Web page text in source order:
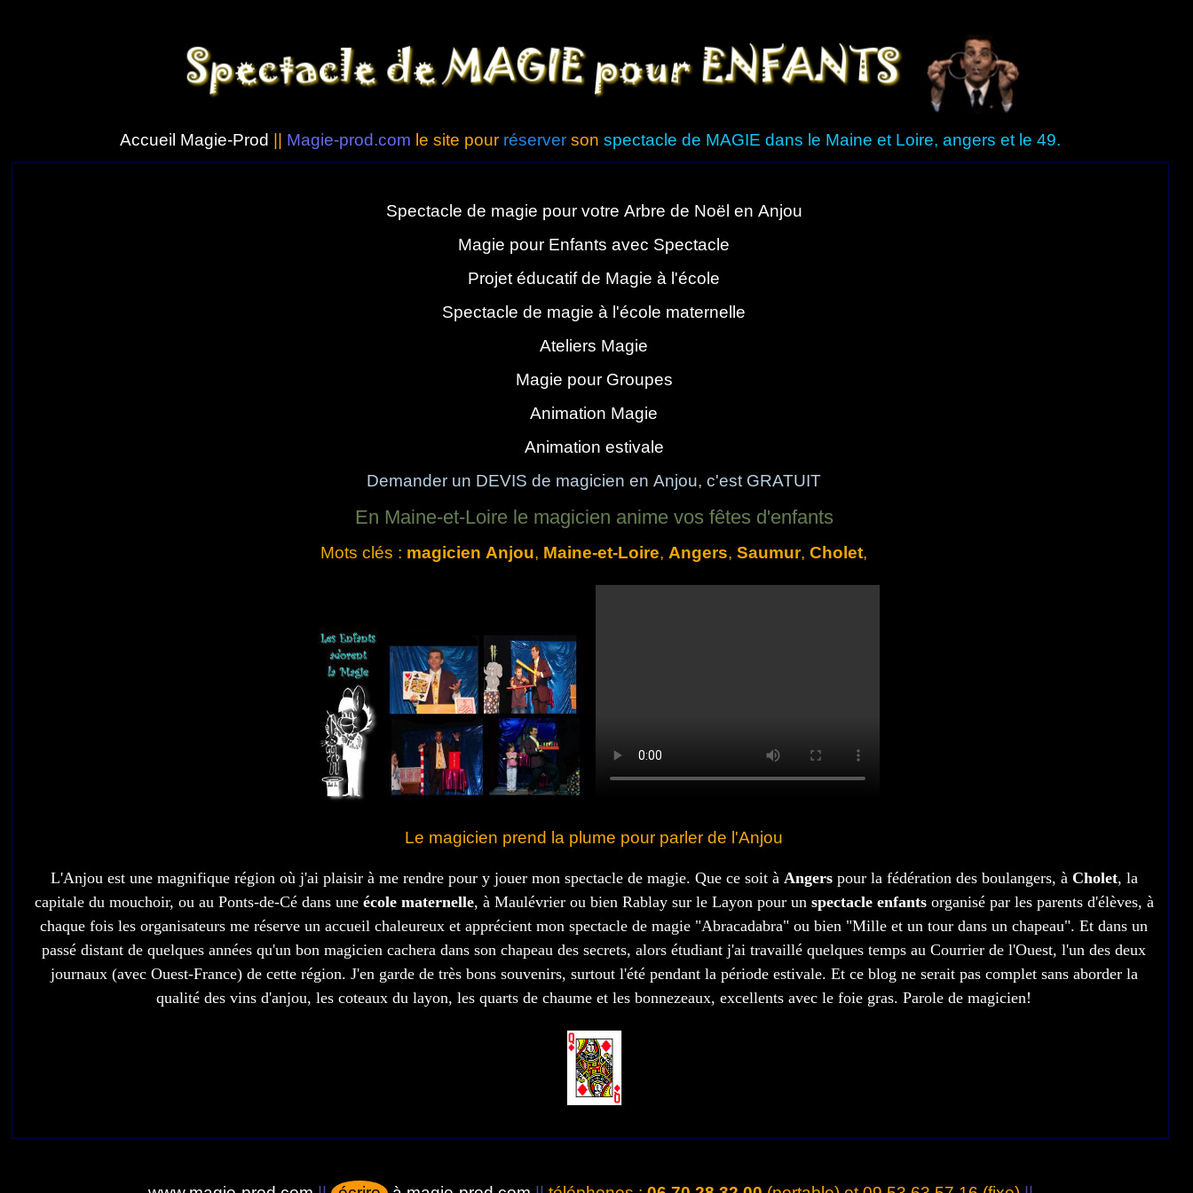
Accueil Magie-Prod Magie-prod.com le site pour réserver sonspectacle de MAGIE dans le Maine et Loire, angers et le 49.
Spectacle de magie pour votre Arbre de Noël en Anjou
Magie pour Enfants avec Spectacle
Projet éducatif de Magie à l'école
Spectacle de magie à l'école maternelle
Ateliers Magie
Magie pour Groupes
Animation Magie
Animation estivale
Demander un DEVIS de magicien en Anjou, c'est GRATUIT
En Maine-et-Loire le magicien anime vos fêtes d'enfants
Mots clés : magicien Anjou, Maine-et-Loire, Angers,Saumur,Cholet,
Le magicien prend la plume pour parler de l'Anjou
L'Anjou est une magnifique région où j'ai plaisir à me rendre pour y jouer mon spectacle de magie. Que ce soit à Angerspour la fédération des boulangers, à Cholet, la
capitale du mouchoir, ou au Ponts-de-Cé dans une école maternelle, à Maulévrier ou bien Rablay sur le Layon pour un spectacle enfantsorganisé par les parents d'élèves, à
chaque fois les organisateurs me réserve un accueil chaleureux et apprécient mon spectacle de magie "Abracadabra" ou bien "Mille et un tour dans un chapeau". Et dans un
passé distant de quelques années qu'un bon magicien cachera dans son chapeau des secrets, alors étudiant j'ai travaillé quelques temps au Courrier de l'Ouest, l'un des deux
journaux (avec Ouest-France) de cette région. J'en garde de très bons souvenirs, surtout l'été pendant la période estivale. Et ce blog ne serait pas complet sans aborder la
qualité des vins d'anjou, les coteaux du layon, les quarts de chaume et les bonnezeaux, excellents avec le foie gras. Parole de magicien!